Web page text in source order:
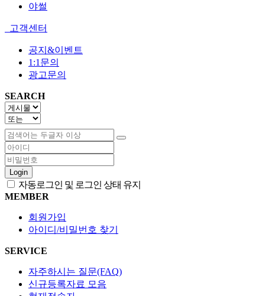
야썰
고객센터
공지&이벤트
1:1문의
광고문의
SEARCH
Login
자동로그인 및 로그인 상태 유지
MEMBER
회원가입
아이디/비밀번호 찾기
SERVICE
자주하시는 질문(FAQ)
신규등록자료 모음